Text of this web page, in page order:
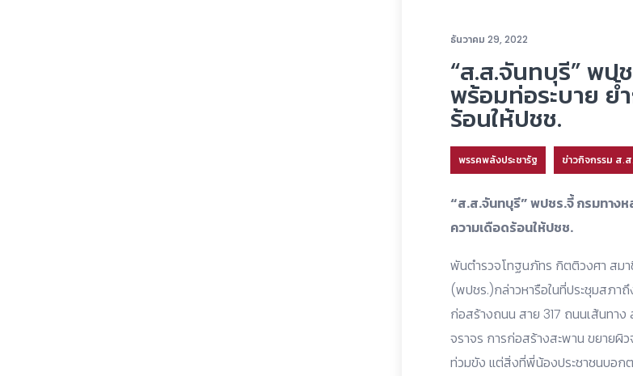
ธันวาคม 29, 2022
“ส.ส.จันทบุรี” พป
พร้อมท่อระบาย ย้
ร้อนให้ปชช.
พรรคพลังประชารัฐ ข่าวกิจกรรม ส.
“ส.ส.จันทบุรี” พปชร.จี้ กรมทาง
ความเดือดร้อนให้ปชช.
พันตำรวจโทฐนภัทร กิตติวงศา สม
(พปชร.)กล่าวหารือในที่ประชุมสภา
ก่อสร้างถนน สาย 317 ถนนเส้นทา
จราจร การก่อสร้างสะพาน ขยาย
ท่วมขัง แต่สิ่งที่พี่น้องประชาชนบอก